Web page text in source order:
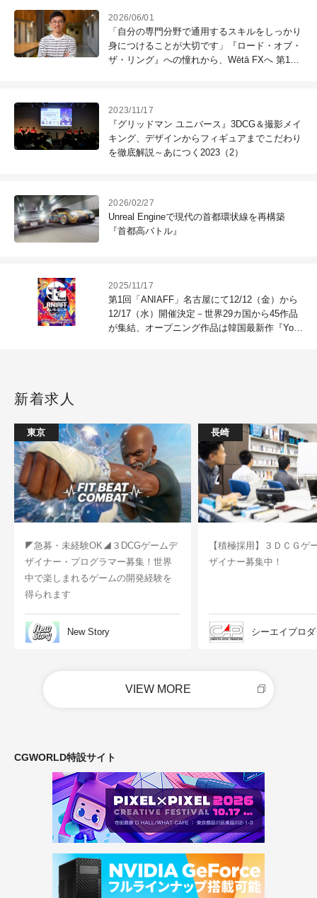
2026/06/01
「自分の専門分野で通用するスキルをしっかり
身につけることが大切です」『ロード・オブ・
ザ・リング』への憧れから、Wētā FXへ 第120
2023/11/17
『グリッドマン ユニバース』3DCG＆撮影メイ
キング、デザインからフィギュアまでこだわり
を徹底解説～あにつく2023（2）
2026/02/27
Unreal Engineで現代の首都環状線を再構築
『首都高バトル』
2025/11/17
第1回「ANIAFF」名古屋にて12/12（金）から
12/17（水）開催決定－世界29カ国から45作品
が集結、オープニング作品は韓国最新作『Your
新着求人
東京
◤急募・未経験OK◢３DCGゲームデ
ザイナー・プログラマー募集！世界
中で楽しまれるゲームの開発経験を
得られます
New Story
長崎
【積極採用】３ＤＣＧゲ
ザイナー募集中！
シーエイプロ
VIEW MORE
CGWORLD特設サイト